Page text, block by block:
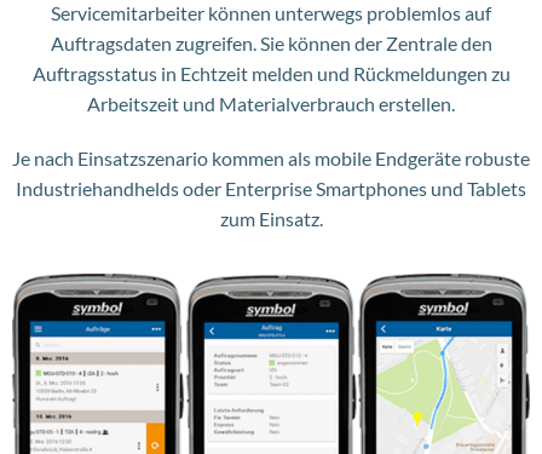
Servicemitarbeiter können unterwegs problemlos auf
Auftragsdaten zugreifen. Sie können der Zentrale den
Auftragsstatus in Echtzeit melden und Rückmeldungen zu
Arbeitszeit und Materialverbrauch erstellen.
Je nach Einsatzszenario kommen als mobile Endgeräte robuste
Industriehandhelds oder Enterprise Smartphones und Tablets
zum Einsatz.